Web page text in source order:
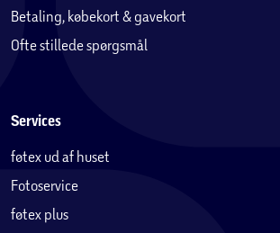
Betaling, købekort & gavekort
Ofte stillede spørgsmål
Services
føtex ud af huset
Fotoservice
føtex plus